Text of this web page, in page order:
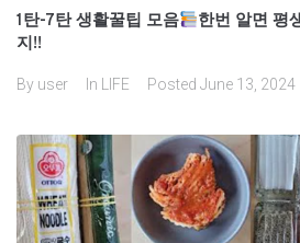
1탄-7탄 생활꿀팁 모음
한번 알면 평
지!!
By user In LIFE Posted June 13, 2024